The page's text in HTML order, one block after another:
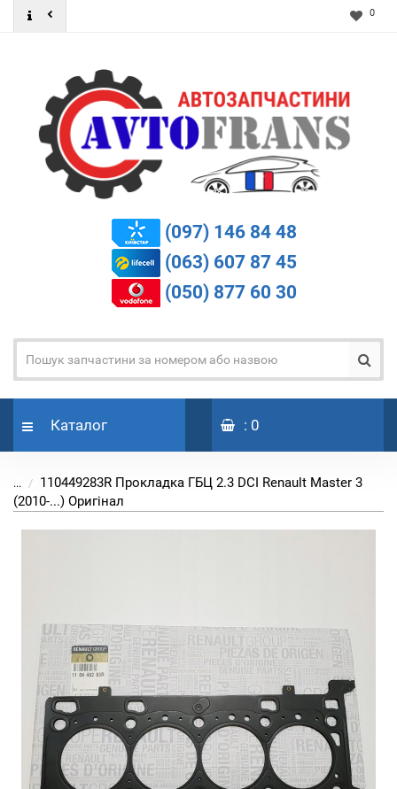
0
(097) 146 84 48
(063) 607 87 45
(050) 877 60 30
Каталог : 0
...
110449283R Прокладка ГБЦ 2.3 DCI Renault Master 3
(2010-...) Оригінал